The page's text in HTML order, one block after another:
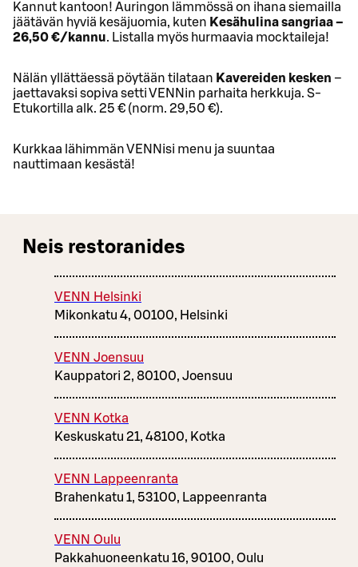
Kannut kantoon! Auringon lämmössä on ihana siemailla
jäätävän hyviä kesäjuomia, kuten Kesähulina sangriaa –
26,50 €/kannu. Listalla myös hurmaavia mocktaileja!
Nälän yllättäessä pöytään tilataan Kavereiden kesken –
jaettavaksi sopiva setti VENNin parhaita herkkuja. S-
Etukortilla alk. 25 € (norm. 29,50 €).
Kurkkaa lähimmän VENNisi menu ja suuntaa
nauttimaan kesästä!
Neis restoranides
VENN Helsinki
Mikonkatu 4, 00100, Helsinki
VENN Joensuu
Kauppatori 2, 80100, Joensuu
VENN Kotka
Keskuskatu 21, 48100, Kotka
VENN Lappeenranta
Brahenkatu 1, 53100, Lappeenranta
VENN Oulu
Pakkahuoneenkatu 16, 90100, Oulu